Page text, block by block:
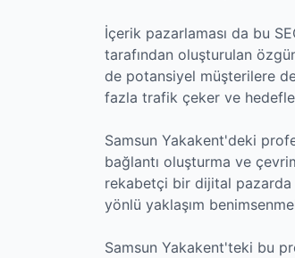
İçerik pazarlaması da bu
tarafından oluşturulan
de potansiyel müşterilere
fazla trafik çeker ve
Samsun Yakakent'deki
bağlantı oluşturma ve
rekabetçi bir dijital pazarda
yönlü yaklaşım
Samsun Yakakent'teki bu